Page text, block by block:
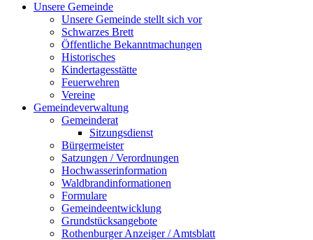
Unsere Gemeinde
Unsere Gemeinde stellt sich vor
Schwarzes Brett
Öffentliche Bekanntmachungen
Historisches
Kindertagesstätte
Feuerwehren
Vereine
Gemeindeverwaltung
Gemeinderat
Sitzungsdienst
Bürgermeister
Satzungen / Verordnungen
Hochwasserinformation
Waldbrandinformationen
Formulare
Gemeindeentwicklung
Grundstücksangebote
Rothenburger Anzeiger / Amtsblatt